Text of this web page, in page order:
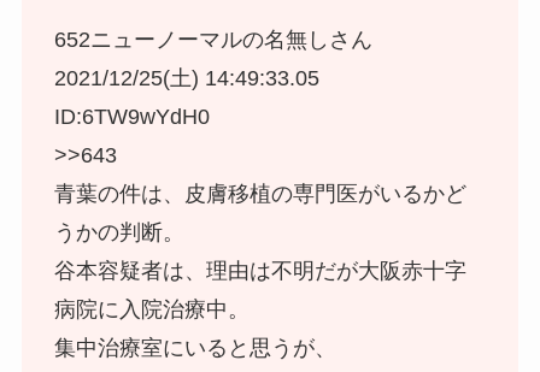
652ニューノーマルの名無しさん
2021/12/25(土) 14:49:33.05
ID:6TW9wYdH0
>>643
青葉の件は、皮膚移植の専門医がいるかど
うかの判断。
谷本容疑者は、理由は不明だが大阪赤十字
病院に入院治療中。
集中治療室にいると思うが、